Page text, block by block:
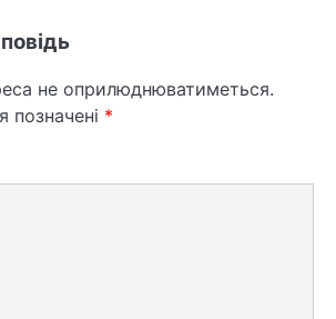
не оприлюднюватиметься.
позначені *